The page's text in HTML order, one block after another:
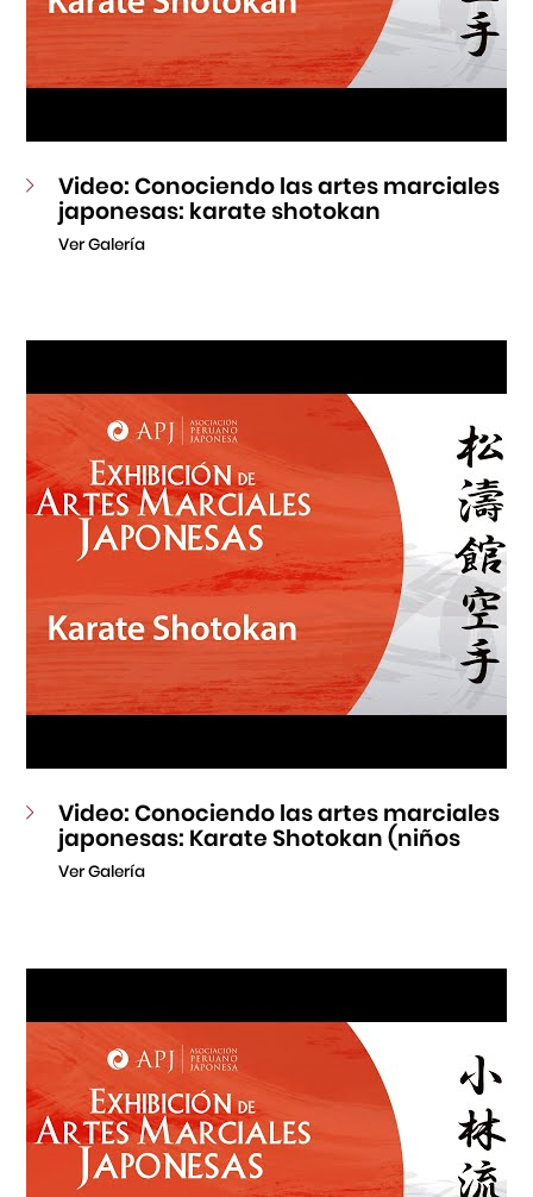
Video: Conociendo las artes marciales
japonesas: karate shotokan
Ver Galería
Video: Conociendo las artes marciales
japonesas: Karate Shotokan (niños
Ver Galería